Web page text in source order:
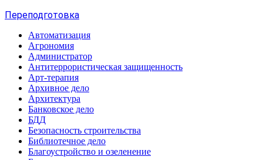
Переподготовка
Автоматизация
Агрономия
Администратор
Антитеррористическая защищенность
Арт-терапия
Архивное дело
Архитектура
Банковское дело
БДД
Безопасность строительства
Библиотечное дело
Благоустройство и озеленение